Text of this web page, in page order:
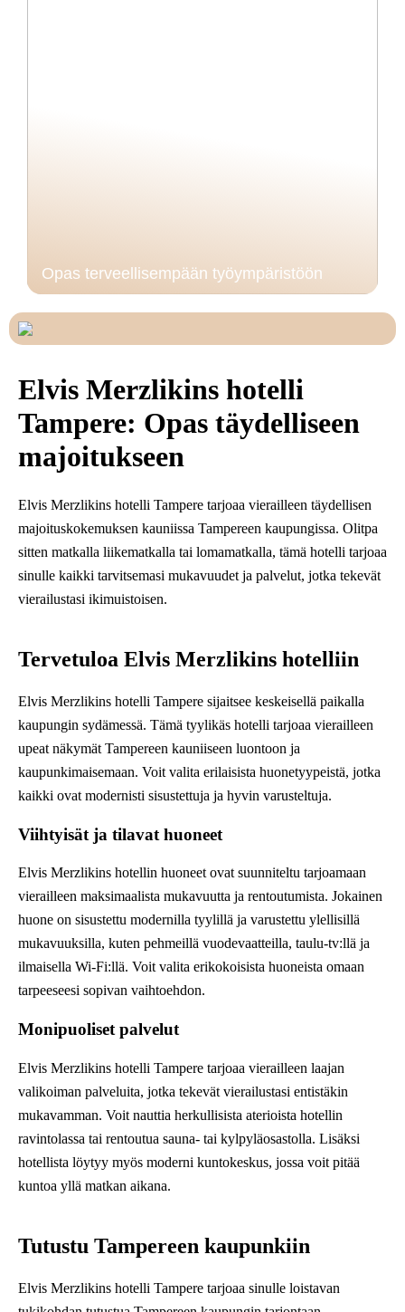
Opas terveellisempään työympäristöön
Elvis Merzlikins hotelli
Tampere: Opas täydelliseen
majoitukseen
Elvis Merzlikins hotelli Tampere tarjoaa vierailleen täydellisen
majoituskokemuksen kauniissa Tampereen kaupungissa. Olitpa
sitten matkalla liikematkalla tai lomamatkalla, tämä hotelli tarjoaa
sinulle kaikki tarvitsemasi mukavuudet ja palvelut, jotka tekevät
vierailustasi ikimuistoisen.
Tervetuloa Elvis Merzlikins hotelliin
Elvis Merzlikins hotelli Tampere sijaitsee keskeisellä paikalla
kaupungin sydämessä. Tämä tyylikäs hotelli tarjoaa vierailleen
upeat näkymät Tampereen kauniiseen luontoon ja
kaupunkimaisemaan. Voit valita erilaisista huonetyypeistä, jotka
kaikki ovat modernisti sisustettuja ja hyvin varusteltuja.
Viihtyisät ja tilavat huoneet
Elvis Merzlikins hotellin huoneet ovat suunniteltu tarjoamaan
vierailleen maksimaalista mukavuutta ja rentoutumista. Jokainen
huone on sisustettu modernilla tyylillä ja varustettu ylellisillä
mukavuuksilla, kuten pehmeillä vuodevaatteilla, taulu-tv:llä ja
ilmaisella Wi-Fi:llä. Voit valita erikokoisista huoneista omaan
tarpeeseesi sopivan vaihtoehdon.
Monipuoliset palvelut
Elvis Merzlikins hotelli Tampere tarjoaa vierailleen laajan
valikoiman palveluita, jotka tekevät vierailustasi entistäkin
mukavamman. Voit nauttia herkullisista aterioista hotellin
ravintolassa tai rentoutua sauna- tai kylpyläosastolla. Lisäksi
hotellista löytyy myös moderni kuntokeskus, jossa voit pitää
kuntoa yllä matkan aikana.
Tutustu Tampereen kaupunkiin
Elvis Merzlikins hotelli Tampere tarjoaa sinulle loistavan